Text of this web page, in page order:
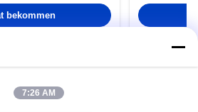
Mittel, um Waren
Entfernen zu
...
bekommen
enthält
dass Sie für
Etiketten
7:26 AM